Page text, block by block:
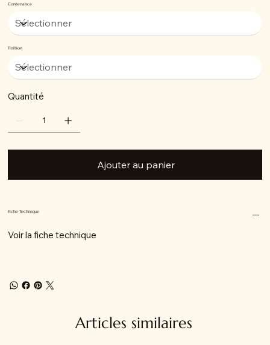
Contenance
Finition
Quantité
Ajouter au panier
Fiche Technique
Voir la fiche technique
Articles similaires